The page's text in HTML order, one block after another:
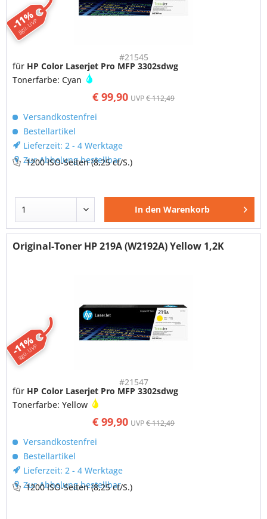
-11%
ggü. UVP
#21545
€ 99,90 UVP€ 112,49
für HP Color Laserjet Pro MFP 3302sdwg
Tonerfarbe: Cyan
Versandkostenfrei
Bestellartikel
Lieferzeit: 2 - 4 Werktage
Zur Abholung bestellbar
1200 ISO-Seiten(8,25 ct/S.)
In den Warenkorb
-11%
ggü. UVP
Original-Toner HP 219A (W2192A) Yellow 1,2K
#21547
€ 99,90 UVP€ 112,49
für HP Color Laserjet Pro MFP 3302sdwg
Tonerfarbe: Yellow
Versandkostenfrei
Bestellartikel
Lieferzeit: 2 - 4 Werktage
Zur Abholung bestellbar
1200 ISO-Seiten(8,25 ct/S.)